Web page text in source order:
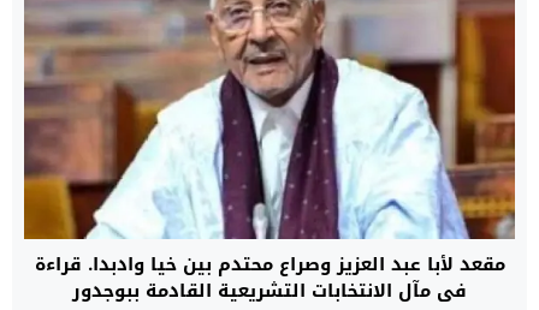
مقعد لأبا عبد العزيز وصراع محتدم بين خيا وادبدا. قراءة
في مآل الانتخابات التشريعية القادمة ببوجدور